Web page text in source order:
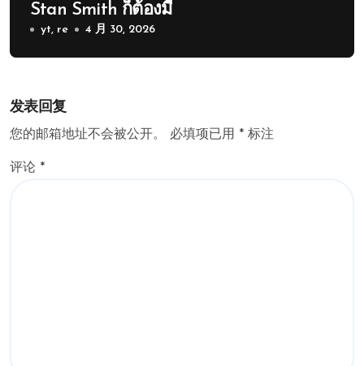
Stan Smith ก็ต้องมี
yt, re 4 月 30, 2026
发表回复
您的邮箱地址不会被公开。 必填项已用 * 标注
评论 *